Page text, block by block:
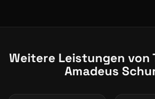
Weitere Leistungen von
Amadeus